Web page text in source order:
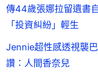
傳44歲張娜拉留遺書
「投資糾紛」輕生
Jennie超性感透視襲
讚：人間香奈兒